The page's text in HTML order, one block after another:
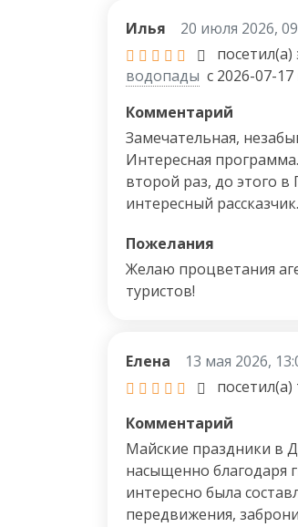
Илья
20 июля 2026,
посетил(а)
водопады с 2026-07-
Комментарий
Замечательная,
Интересная
второй раз, до этого
интересный
уровне. Всё чётко,
турагенствами не
однозначно! Спасибо!
Пожелания
Желаю процветания
туристов!
Елена
13 мая 2026,
посетил(а)
Комментарий
Майские праздники в
насыщенно благодаря
интересно была
передвижения,